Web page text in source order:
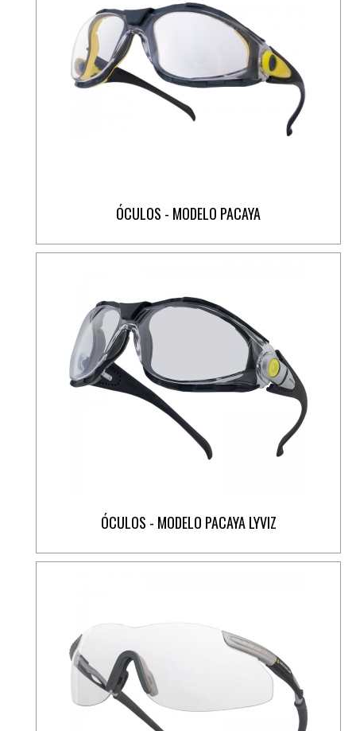
ÓCULOS - MODELO PACAYA
ÓCULOS - MODELO PACAYA LYVIZ